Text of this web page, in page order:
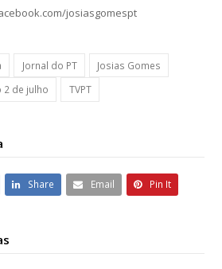
josiasgomespt
Jornal do PT
Josias Gomes
2 de julho TVPT
Share Email Pin It